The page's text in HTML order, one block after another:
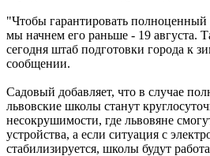
"Чтобы гарантировать
мы начнем его раньше - 19 августа.
сегодня штаб подготовки города к
сообщении.
Садовый добавляет, что в случае
львовские школы станут
несокрушимости, где львовяне
устройства, а если ситуация с
стабилизируется, школы будут